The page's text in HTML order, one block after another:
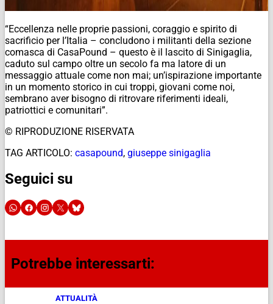
“Eccellenza nelle proprie passioni, coraggio e spirito di
sacrificio per l’Italia – concludono i militanti della sezione
comasca di CasaPound – questo è il lascito di Sinigaglia,
caduto sul campo oltre un secolo fa ma latore di un
messaggio attuale come non mai; un’ispirazione importante
in un momento storico in cui troppi, giovani come noi,
sembrano aver bisogno di ritrovare riferimenti ideali,
patriottici e comunitari”.
© RIPRODUZIONE RISERVATA
TAG ARTICOLO: casapound, giuseppe sinigaglia
Seguici su
Potrebbe interessarti:
ATTUALITÀ